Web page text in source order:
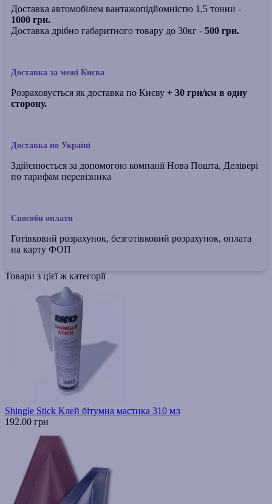
Доставка автомобілем вантажопідйомністю 1,5 тонни -
1000 грн.
Доставка дрібно габаритного товару до 30кг - 500 грн.
Доставка за межі Києва
Розраховується як доставка по Києву + 30 грн/км в одну
сторону.
Доставка по Україні
Здійснюється за допомогою компанії Нова Пошта, Делівері
по тарифам перевізника
Способи оплати
Готівковий розрахунок, безготівковий розрахунок, оплата
на карту ФОП
Товари з цієї ж категорії
Shingle Stick Клей бітумна мастика 310 мл
192.00 грн